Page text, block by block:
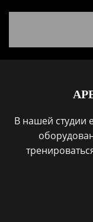
В нашей студии